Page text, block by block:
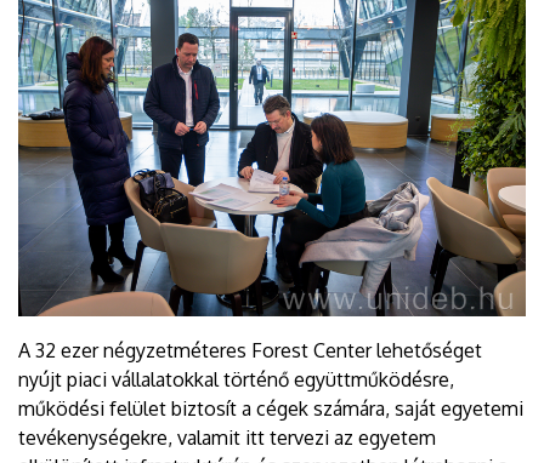
A 32 ezer négyzetméteres Forest Center lehetőséget
nyújt piaci vállalatokkal történő együttműködésre,
működési felület biztosít a cégek számára, saját egyetemi
tevékenységekre, valamit itt tervezi az egyetem